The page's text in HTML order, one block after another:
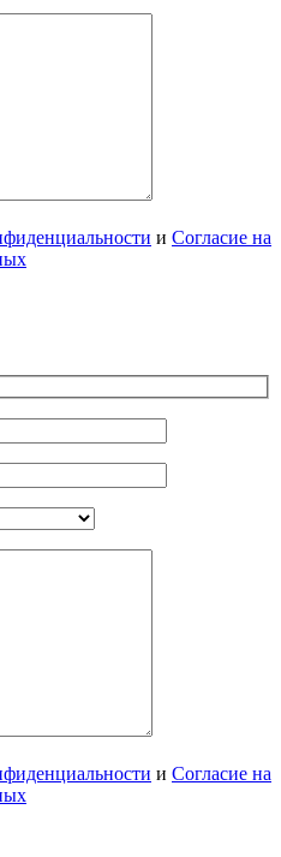
и Согласие на
и Согласие на